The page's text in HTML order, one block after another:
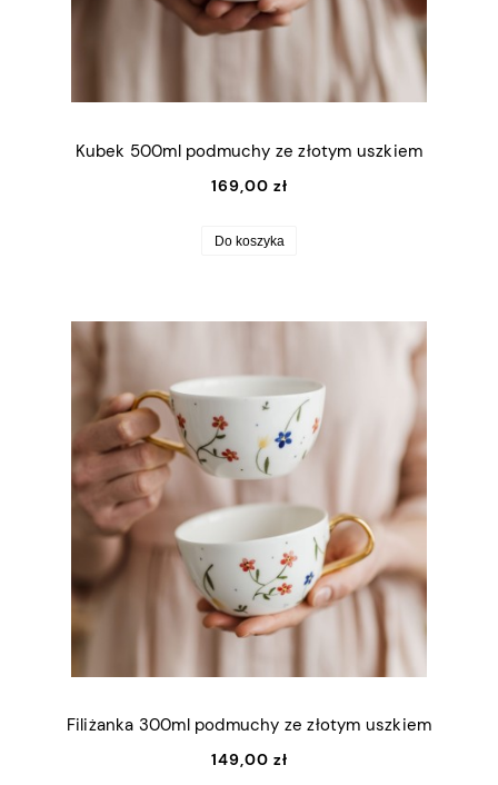
Kubek 500ml podmuchy ze złotym uszkiem
169,00 zł
Do koszyka
Filiżanka 300ml podmuchy ze złotym uszkiem
149,00 zł